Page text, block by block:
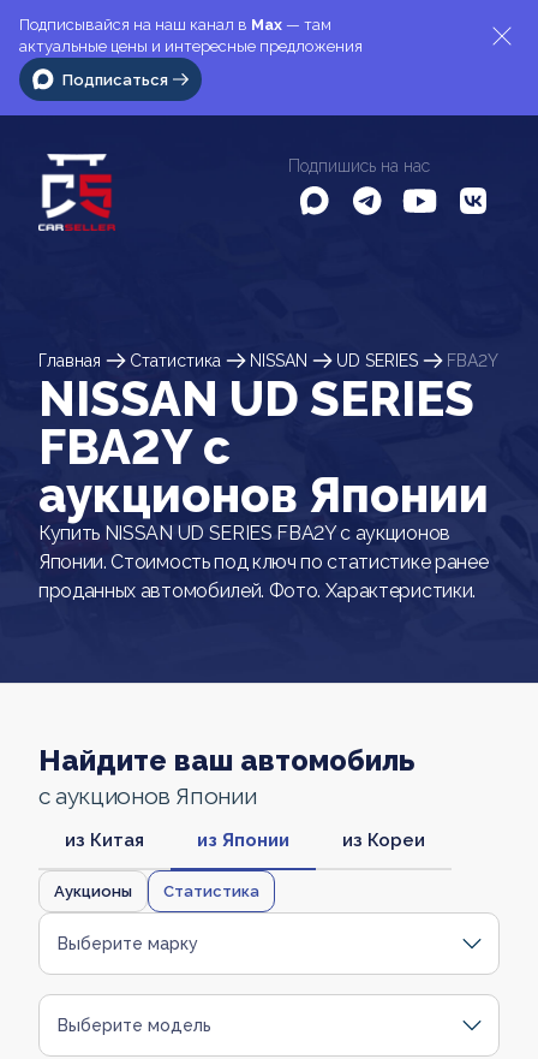
Подписывайся на наш канал в Max — там
актуальные цены и интересные предложения
Подписаться
Подпишись на нас
Главная Статистика NISSAN UD SERIES FBA2Y
NISSAN UD SERIES
FBA2Y c
аукционов Японии
Купить NISSAN UD SERIES FBA2Y с аукционов
Японии. Стоимость под ключ по статистике ранее
проданных автомобилей. Фото. Характеристики.
Найдите ваш автомобиль
с аукционов Японии
из Китая из Японии из Кореи
Аукционы Статистика
Выберите марку
Выберите модель